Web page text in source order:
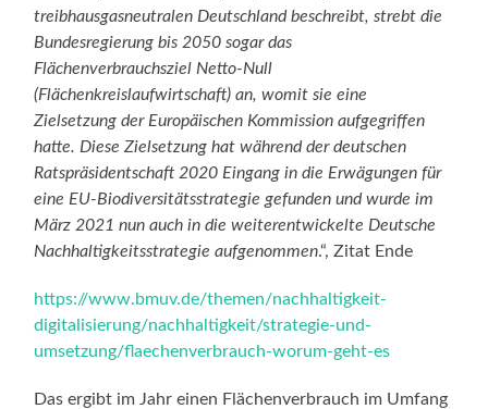
treibhausgasneutralen Deutschland beschreibt, strebt die
Bundesregierung bis 2050 sogar das
Flächenverbrauchsziel Netto-Null
(Flächenkreislaufwirtschaft) an, womit sie eine
Zielsetzung der Europäischen Kommission aufgegriffen
hatte. Diese Zielsetzung hat während der deutschen
Ratspräsidentschaft 2020 Eingang in die Erwägungen für
eine EU-Biodiversitätsstrategie gefunden und wurde im
März 2021 nun auch in die weiterentwickelte Deutsche
Nachhaltigkeitsstrategie aufgenommen.“, Zitat Ende
https://www.bmuv.de/themen/nachhaltigkeit-
digitalisierung/nachhaltigkeit/strategie-und-
umsetzung/flaechenverbrauch-worum-geht-es
Das ergibt im Jahr einen Flächenverbrauch im Umfang